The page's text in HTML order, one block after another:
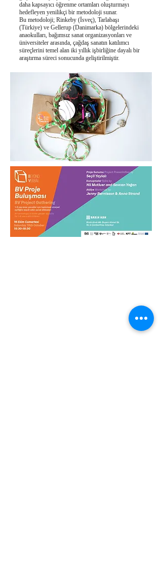
daha kapsayıcı öğrenme ortamları oluşturmayı
hedefleyen yenilikçi bir metodoloji sunar.
Bu metodoloji; Rinkeby (İsveç), Tarlabaşı
(Türkiye) ve Gellerup (Danimarka) bölgelerindeki
anaokulları, bağımsız sanat organizasyonları ve
üniversiteler arasında, çağdaş sanatın katılımcı
süreçlerini temel alan iki yıllık işbirliğine dayalı bir
araştırma süreci sonucunda geliştirilmiştir.